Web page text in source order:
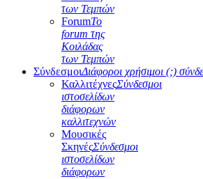
των Τεμπών
ForumΤο
forum της
Κοιλάδας
των Τεμπών
ΣύνδεσμοιΔιάφοροι χρήσιμοι (;)
ΚαλλιτέχνεςΣύνδεσμοι
ιστοσελίδων
διάφορων
καλλιτεχνών
Μουσικές
ΣκηνέςΣύνδεσμοι
ιστοσελίδων
διάφορων